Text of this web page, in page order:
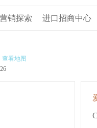
营销探索 进口招商中心
查看地图